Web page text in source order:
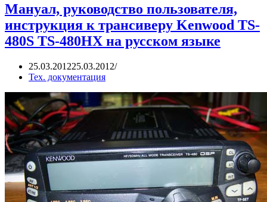
Мануал, руководство пользователя,
инструкция к трансиверу Kenwood TS-
480S TS-480HX на русском языке
25.03.201225.03.2012
Тех. документация